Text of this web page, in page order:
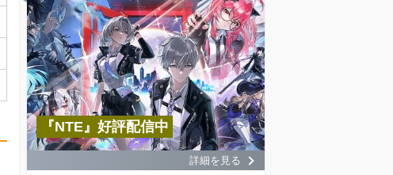
『NTE』好評配信中
詳細を見る